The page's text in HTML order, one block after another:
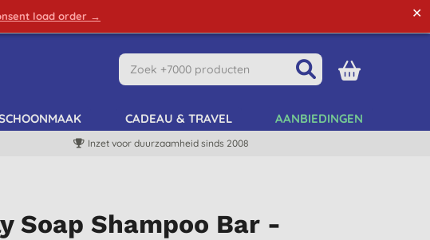
load order → ✕
CADEAU & TRAVEL AANBIEDINGEN
Inzet voor duurzaamheid sinds 2008
Soap Shampoo Bar -